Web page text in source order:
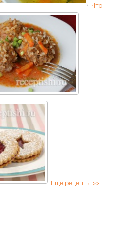
Что
Еще рецепты >>